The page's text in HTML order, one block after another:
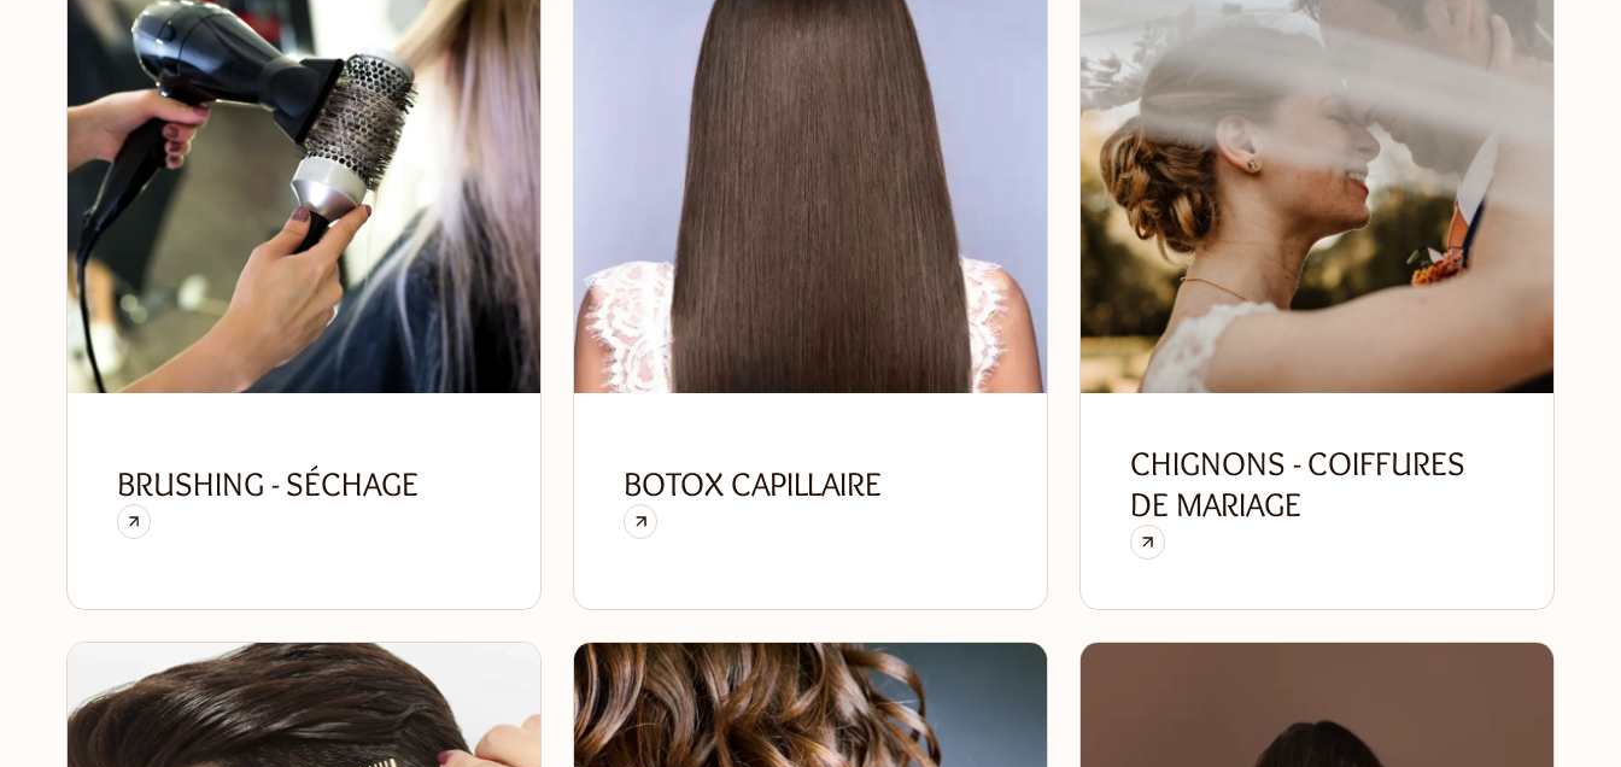
BRUSHING - SÉCHAGE BOTOX CAPILLAIRE
CHIGNONS - COIFFURES
DE MARIAGE